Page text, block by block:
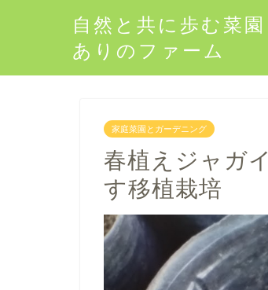
自然と共に歩む菜園
ありのファーム
家庭菜園とガーデニング
春植えジャガ
す移植栽培